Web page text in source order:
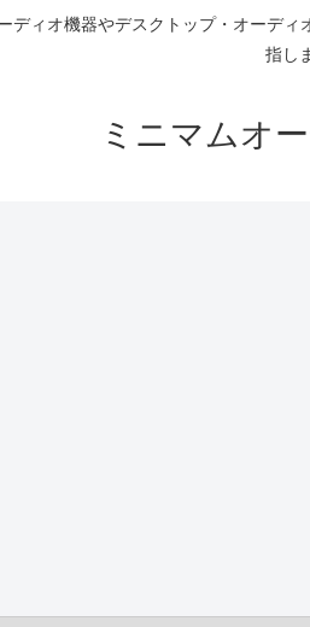
ィオ機器やデスクトップ・オーデ
指し
ミニマムオ